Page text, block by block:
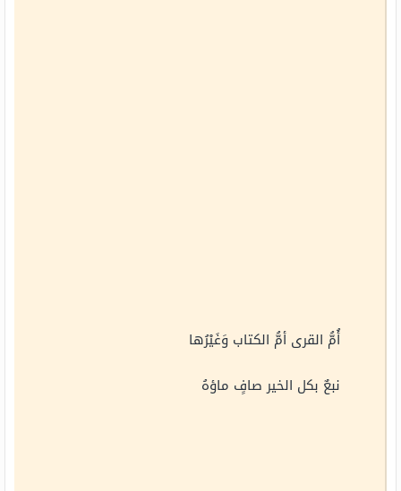
أُمُّ القرى أمُّ الكتاب وَغَيْرُها
نبعٌ بكل الخير صافٍ ماؤهُ